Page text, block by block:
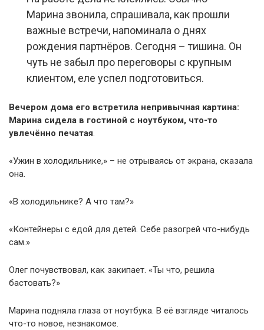
Марина звонила, спрашивала, как прошли
важные встречи, напоминала о днях
рождения партнёров. Сегодня – тишина. Он
чуть не забыл про переговоры с крупным
клиентом, еле успел подготовиться.
Вечером дома его встретила непривычная картина:
Марина сидела в гостиной с ноутбуком, что-то
увлечённо печатая.
«Ужин в холодильнике,» – не отрываясь от экрана, сказала
она.
«В холодильнике? А что там?»
«Контейнеры с едой для детей. Себе разогрей что-нибудь
сам.»
Олег почувствовал, как закипает. «Ты что, решила
бастовать?»
Марина подняла глаза от ноутбука. В её взгляде читалось
что-то новое, незнакомое.